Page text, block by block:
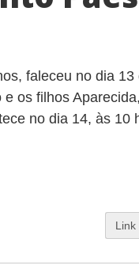
faleceu no dia
os filhos
no dia 14, às 10
Link